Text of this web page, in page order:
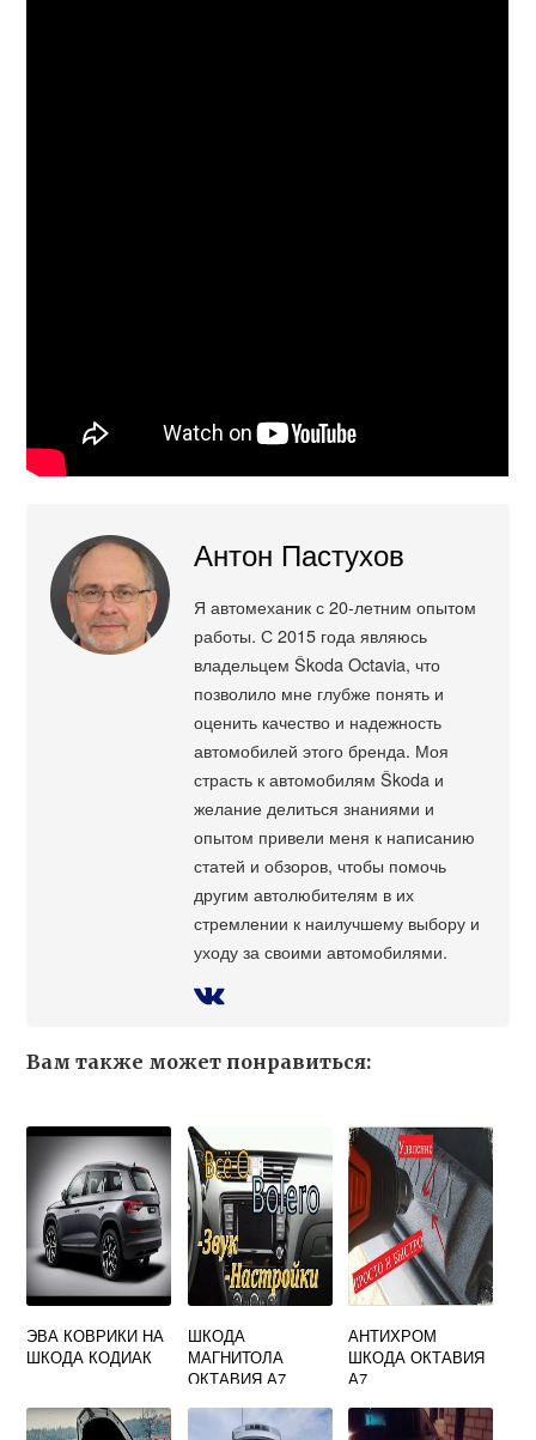
Антон Пастухов
Я автомеханик с 20-летним опытом
работы. С 2015 года являюсь
владельцем Škoda Octavia, что
позволило мне глубже понять и
оценить качество и надежность
автомобилей этого бренда. Моя
страсть к автомобилям Škoda и
желание делиться знаниями и
опытом привели меня к написанию
статей и обзоров, чтобы помочь
другим автолюбителям в их
стремлении к наилучшему выбору и
уходу за своими автомобилями.
Вам также может понравиться:
ЭВА КОВРИКИ НА
ШКОДА КОДИАК
ШКОДА
МАГНИТОЛА
ОКТАВИЯ А7
АНТИХРОМ
ШКОДА ОКТАВИЯ
А7